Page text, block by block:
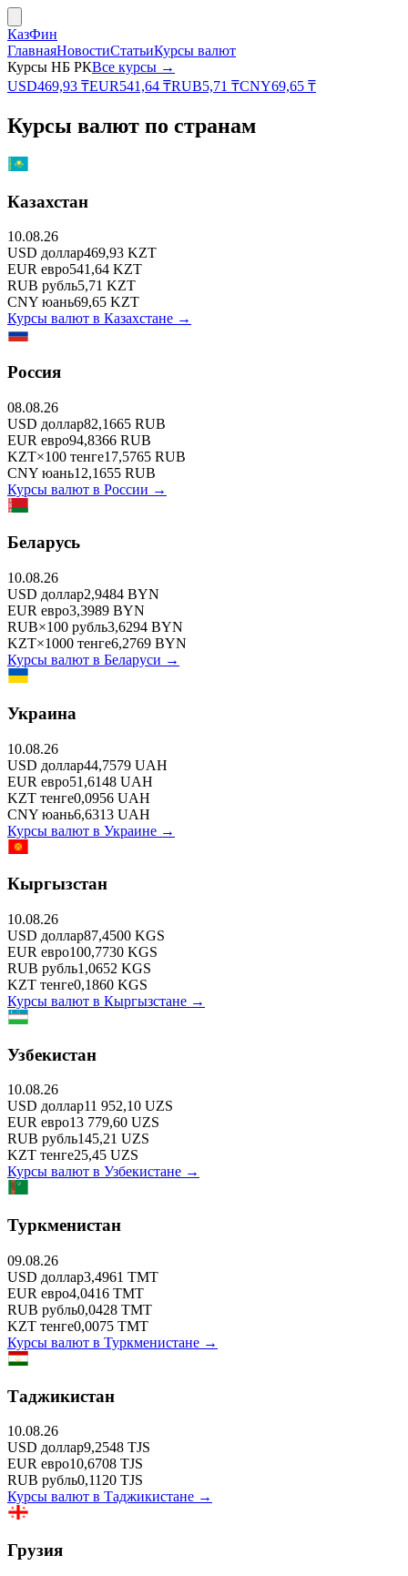
КазФин
ГлавнаяНовостиСтатьиКурсы валют
Курсы НБ РКВсе курсы →
USD469,93 ₸EUR541,64 ₸RUB5,71 ₸CNY69,65 ₸
Курсы валют по странам
Казахстан
10.08.26
USD доллар469,93 KZT
EUR евро541,64 KZT
RUB рубль5,71 KZT
CNY юань69,65 KZT
Курсы валют в Казахстане →
Россия
08.08.26
USD доллар82,1665 RUB
EUR евро94,8366 RUB
KZT×100 тенге17,5765 RUB
CNY юань12,1655 RUB
Курсы валют в России →
Беларусь
10.08.26
USD доллар2,9484 BYN
EUR евро3,3989 BYN
RUB×100 рубль3,6294 BYN
KZT×1000 тенге6,2769 BYN
Курсы валют в Беларуси →
Украина
10.08.26
USD доллар44,7579 UAH
EUR евро51,6148 UAH
KZT тенге0,0956 UAH
CNY юань6,6313 UAH
Курсы валют в Украине →
Кыргызстан
10.08.26
USD доллар87,4500 KGS
EUR евро100,7730 KGS
RUB рубль1,0652 KGS
KZT тенге0,1860 KGS
Курсы валют в Кыргызстане →
Узбекистан
10.08.26
USD доллар11 952,10 UZS
EUR евро13 779,60 UZS
RUB рубль145,21 UZS
KZT тенге25,45 UZS
Курсы валют в Узбекистане →
Туркменистан
09.08.26
USD доллар3,4961 TMT
EUR евро4,0416 TMT
RUB рубль0,0428 TMT
KZT тенге0,0075 TMT
Курсы валют в Туркменистане →
Таджикистан
10.08.26
USD доллар9,2548 TJS
EUR евро10,6708 TJS
RUB рубль0,1120 TJS
Курсы валют в Таджикистане →
Грузия